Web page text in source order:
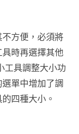
方便，必須將
時再選擇其他
工具調整大小功
單中增加了調
四種大小。